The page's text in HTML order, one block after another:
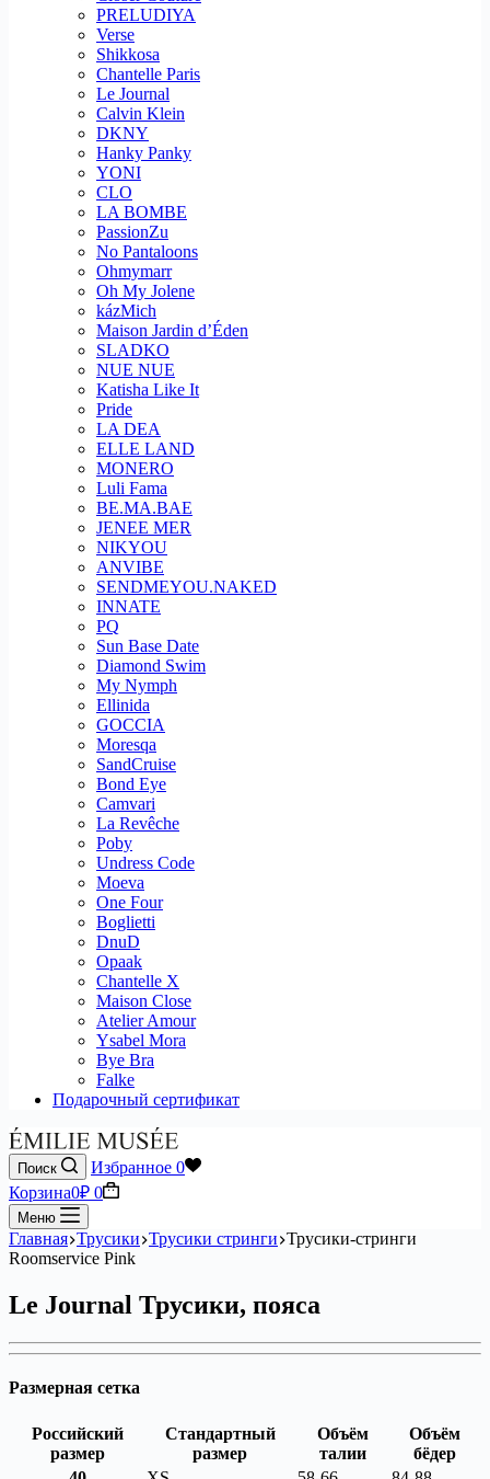
PRELUDIYA
Verse
Shikkosa
Chantelle Paris
Le Journal
Calvin Klein
DKNY
Hanky Panky
YONI
CLO
LA BOMBE
PassionZu
No Pantaloons
Ohmymarr
Oh My Jolene
kázMich
Maison Jardin d’Éden
SLADKO
NUE NUE
Katisha Like It
Pride
LA DEA
ELLE LAND
MONERO
Luli Fama
BE.MA.BAE
JENEE MER
NIKYOU
ANVIBE
SENDMEYOU.NAKED
INNATE
PQ
Sun Base Date
Diamond Swim
My Nymph
Ellinida
GOCCIA
Moresqa
SandCruise
Bond Eye
Camvari
La Revêche
Poby
Undress Code
Moeva
One Four
Boglietti
DnuD
Opaak
Chantelle X
Maison Close
Atelier Amour
Ysabel Mora
Bye Bra
Falke
Подарочный сертификат
Поиск Избранное 0
Корзина0₽ 0
Меню
Главная Трусики Трусики стринги Трусики-стринги
Roomservice Pink
Le Journal Трусики, пояса
Размерная сетка
Российский
размер
Стандартный
размер
Объём
талии
Объём
бёдер